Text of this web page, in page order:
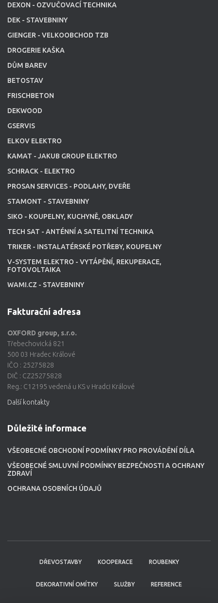
DEXON - OZVUČOVACÍ TECHNIKA
DEK - STAVEBNINY
GIENGER - VELKOOBCHOD TZB
DROGERIE KAŠKA
DŮM BAREV
BETOSTAV
FRISCHBETON
DEKWOOD
GSERVIS
ELKOV ELEKTRO
KAMAT - JAKUB GROUP ELEKTRO
SCHRACK - ELEKTRO
PROSAN SERVICES - PODLAHY, DVEŘE
STAMONT - STAVEBNINY
SIKO - KOUPELNY, KUCHYNĚ, OBKLADY
TECH SAT - ANTÉNNÍ A SATELITNÍ TECHNIKA
TRIKER - INSTALATÉRSKÉ POTŘEBY, KOUPELNY
V-SYSTEM ELEKTRO - VYTÁPĚNÍ, REKUPERACE,
FOTOVOLTAIKA
WAMI.CZ - STAVEBNINY
Fakturační adresa
OXFORD group, s.r.o.
Třebechovická 821
500 03 Hradec Králové
IČO : 25275828
DIČ : CZ25275828
Reg.: C12195 vedená u KS v Hradci Králové
Další kontakty
Důležité informace
VŠEOBECNÉ OBCHODNÍ PODMÍNKY PRO PROVÁDĚNÍ DÍLA
VŠEOBECNÉ SMLUVNÍ PODMÍNKY BEZPEČNOSTI A OCHRANY
ZDRAVÍ
OCHRANA OSOBNÍCH ÚDAJŮ
DŘEVOSTAVBY KOOPERACE ROUBENKY
DEKORATIVNÍ OMÍTKY SLUŽBY REFERENCE